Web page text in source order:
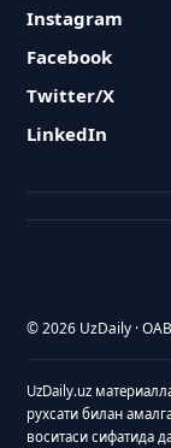
Instagram
Facebook
Twitter/X
LinkedIn
© 2026 UzDaily ·
UzDaily.uz
рухсати билан
воситаси сифатида